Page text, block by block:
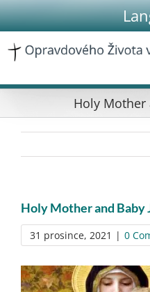
Skip
to
content
Holy Mother
Holy Mother and Baby
31 prosince, 2021 | 0